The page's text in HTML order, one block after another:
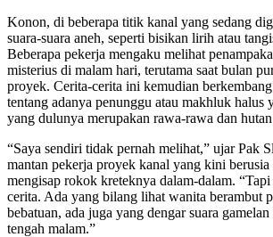
Konon, di beberapa titik kanal yang sedang
suara-suara aneh, seperti bisikan lirih atau
Beberapa pekerja mengaku melihat
misterius di malam hari, terutama saat bulan
proyek. Cerita-cerita ini kemudian
tentang adanya penunggu atau makhluk halus
yang dulunya merupakan rawa-rawa dan
“Saya sendiri tidak pernah melihat,” ujar Pak
mantan pekerja proyek kanal yang kini berusia
mengisap rokok kreteknya dalam-dalam.
cerita. Ada yang bilang lihat wanita berambut
bebatuan, ada juga yang dengar suara
tengah malam.”